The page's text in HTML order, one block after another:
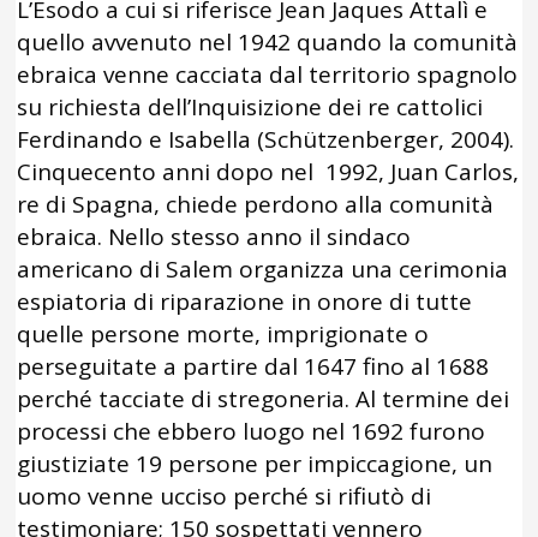
L’Esodo a cui si riferisce Jean Jaques Attalì e
quello avvenuto nel 1942 quando la comunità
ebraica venne cacciata dal territorio spagnolo
su richiesta dell’Inquisizione dei re cattolici
Ferdinando e Isabella (Schützenberger, 2004).
Cinquecento anni dopo nel 1992, Juan Carlos,
re di Spagna, chiede perdono alla comunità
ebraica. Nello stesso anno il sindaco
americano di Salem organizza una cerimonia
espiatoria di riparazione in onore di tutte
quelle persone morte, imprigionate o
perseguitate a partire dal 1647 fino al 1688
perché tacciate di stregoneria. Al termine dei
processi che ebbero luogo nel 1692 furono
giustiziate 19 persone per impiccagione, un
uomo venne ucciso perché si rifiutò di
testimoniare; 150 sospettati vennero